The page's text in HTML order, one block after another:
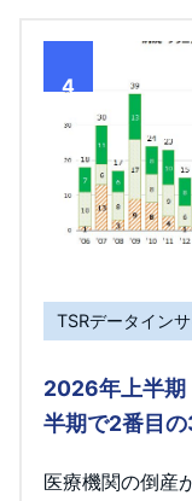
4
TSRデータインサ
2026年上半
半期で2番目
医療機関の倒産